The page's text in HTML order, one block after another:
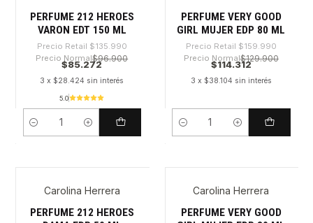
PERFUME 212 HEROES
VARON EDT 150 ML
Precio Retail $135.990
Precio Normal$96.900
$85.272
3 x $28.424 sin interés
5.0
Cantidad
PERFUME VERY GOOD
GIRL MUJER EDP 80 ML
Precio Retail $159.990
Precio Normal$129.900
$114.312
3 x $38.104 sin interés
Cantidad
-29%
Carolina Herrera
PERFUME 212 HEROES
-32%
Carolina Herrera
PERFUME VERY GOOD